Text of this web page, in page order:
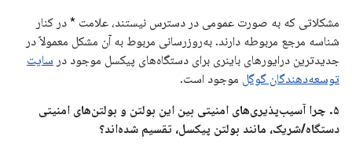
مشکلاتی که به صورت عمومی در دسترس نیستند، علامت * در کنار
شناسه مرجع مربوطه دارند. به‌روزرسانی مربوط به آن مشکل معمولاً در
جدیدترین درایورهای باینری برای دستگاه‌های پیکسل موجود در سایت
توسعه‌دهندگان گوگل موجود است.
۵. چرا آسیب‌پذیری‌های امنیتی بین این بولتن و بولتن‌های امنیتی
دستگاه/شریک، مانند بولتن پیکسل، تقسیم شده‌اند؟